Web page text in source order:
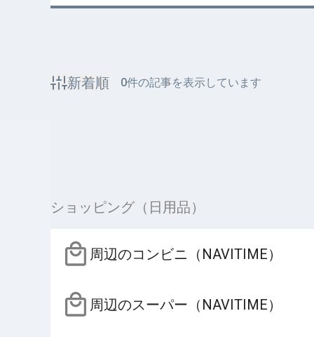
新着順 0件の記事を表示しています
ショッピング（日用品）
周辺のコンビニ（NAVITIME）
周辺のスーパー（NAVITIME）